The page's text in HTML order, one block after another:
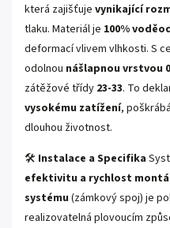
která zajišťuje vynikající
tlaku. Materiál je 100%
deformací vlivem vlhkosti. S
odolnou nášlapnou vrstvou
zátěžové třídy 23-33. To
vysokému zatížení,
dlouhou životnost.
🛠️ Instalace a Specifika
efektivitu a rychlost
systému (zámkový spoj) je
realizovatelná plovoucím